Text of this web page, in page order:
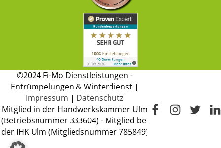
©2024 Fi-Mo Dienstleistungen -
Entrümpelungen & Winterdienst |
Impressum | Datenschutz
Mitglied in der Handwerkskammer Ulm
(Betriebsnummer 333604) - Mitglied bei
der IHK Ulm (Mitgliedsnummer 785849)